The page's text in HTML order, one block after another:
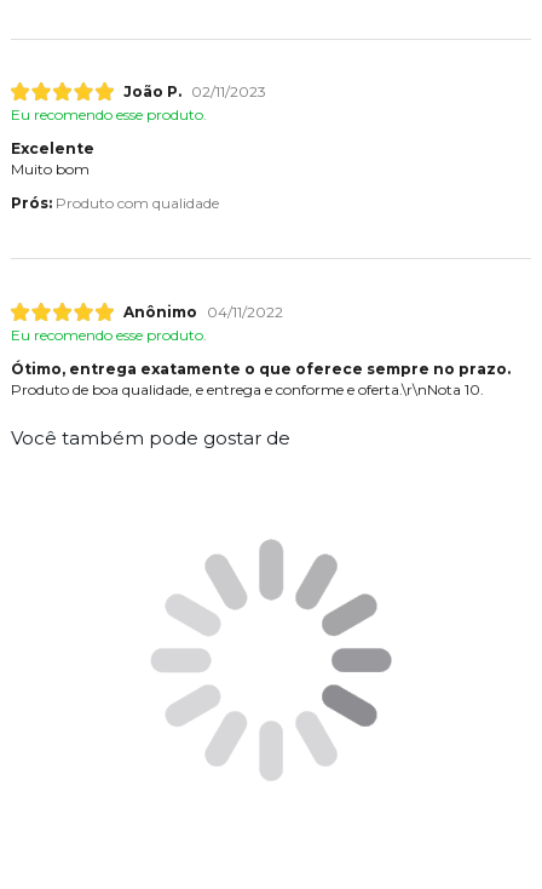
João P.
02/11/2023
Eu recomendo esse produto.
Excelente
Muito bom
Prós: Produto com qualidade
Anônimo
04/11/2022
Eu recomendo esse produto.
Ótimo, entrega exatamente o que oferece sempre no prazo.
Produto de boa qualidade, e entrega e conforme e oferta.\r\nNota 10.
Você também pode gostar de